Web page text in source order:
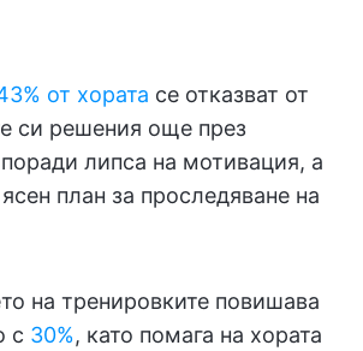
от хората се отказват от
си решения още през
липса на мотивация, а
план за проследяване на
на тренировките повишава
с 30%, като помага на хората